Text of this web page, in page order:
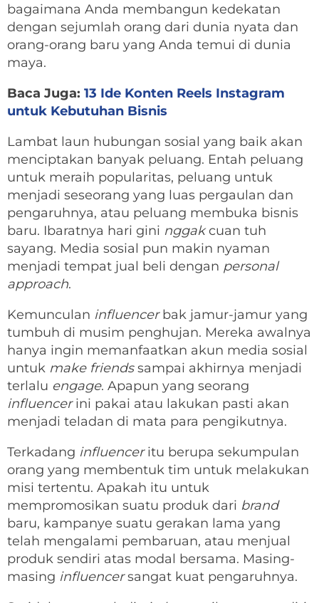
bagaimana Anda membangun kedekatan
dengan sejumlah orang dari dunia nyata dan
orang-orang baru yang Anda temui di dunia
maya.
Baca Juga: 13 Ide Konten Reels Instagram
untuk Kebutuhan Bisnis
Lambat laun hubungan sosial yang baik akan
menciptakan banyak peluang. Entah peluang
untuk meraih popularitas, peluang untuk
menjadi seseorang yang luas pergaulan dan
pengaruhnya, atau peluang membuka bisnis
baru. Ibaratnya hari gini nggakcuan tuh
sayang. Media sosial pun makin nyaman
menjadi tempat jual beli dengan personal
approach.
Kemunculan influencerbak jamur-jamur yang
tumbuh di musim penghujan. Mereka awalnya
hanya ingin memanfaatkan akun media sosial
untuk make friendssampai akhirnya menjadi
terlalu engage. Apapun yang seorang
influencerini pakai atau lakukan pasti akan
menjadi teladan di mata para pengikutnya.
Terkadang influenceritu berupa sekumpulan
orang yang membentuk tim untuk melakukan
misi tertentu. Apakah itu untuk
mempromosikan suatu produk dari brand
baru, kampanye suatu gerakan lama yang
telah mengalami pembaruan, atau menjual
produk sendiri atas modal bersama. Masing-
masing influencersangat kuat pengaruhnya.